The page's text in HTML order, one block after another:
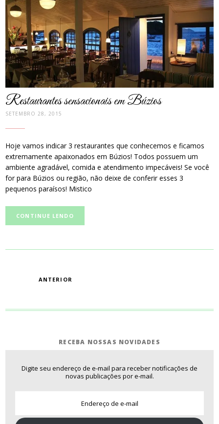
thumbnail
Restaurantes sensacionais em Búzios
SETEMBRO 28, 2015
Hoje vamos indicar 3 restaurantes que conhecemos e ficamos
extremamente apaixonados em Búzios! Todos possuem um
ambiente agradável, comida e atendimento impecáveis! Se você
for para Búzios ou região, não deixe de conferir esses 3
pequenos paraísos! Mistico
CONTINUE LENDO
PAGINAÇÃOANTERIOR
RECEBA NOSSAS NOVIDADES
Digite seu endereço de e-mail para receber notificações de
novas publicações por e-mail.